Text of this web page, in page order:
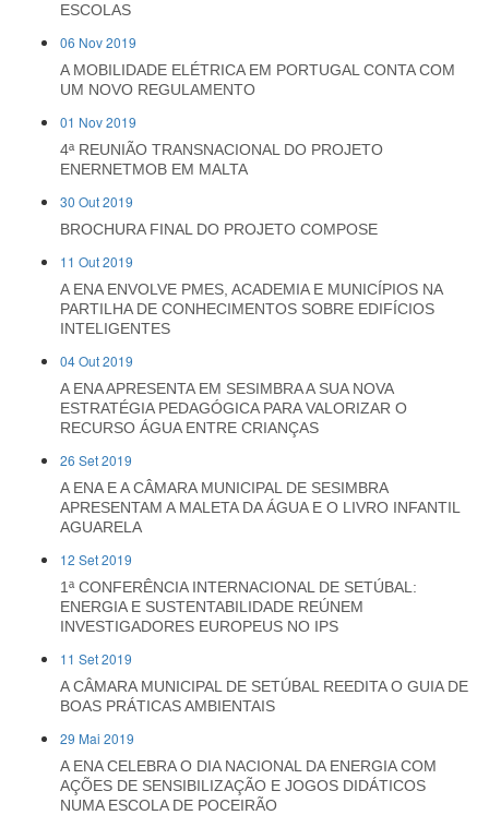
ESCOLAS
06 Nov 2019
A MOBILIDADE ELÉTRICA EM PORTUGAL CONTA COM
UM NOVO REGULAMENTO
01 Nov 2019
4ª REUNIÃO TRANSNACIONAL DO PROJETO
ENERNETMOB EM MALTA
30 Out 2019
BROCHURA FINAL DO PROJETO COMPOSE
11 Out 2019
A ENA ENVOLVE PMES, ACADEMIA E MUNICÍPIOS NA
PARTILHA DE CONHECIMENTOS SOBRE EDIFÍCIOS
INTELIGENTES
04 Out 2019
A ENA APRESENTA EM SESIMBRA A SUA NOVA
ESTRATÉGIA PEDAGÓGICA PARA VALORIZAR O
RECURSO ÁGUA ENTRE CRIANÇAS
26 Set 2019
A ENA E A CÂMARA MUNICIPAL DE SESIMBRA
APRESENTAM A MALETA DA ÁGUA E O LIVRO INFANTIL
AGUARELA
12 Set 2019
1ª CONFERÊNCIA INTERNACIONAL DE SETÚBAL:
ENERGIA E SUSTENTABILIDADE REÚNEM
INVESTIGADORES EUROPEUS NO IPS
11 Set 2019
A CÂMARA MUNICIPAL DE SETÚBAL REEDITA O GUIA DE
BOAS PRÁTICAS AMBIENTAIS
29 Mai 2019
A ENA CELEBRA O DIA NACIONAL DA ENERGIA COM
AÇÕES DE SENSIBILIZAÇÃO E JOGOS DIDÁTICOS
NUMA ESCOLA DE POCEIRÃO